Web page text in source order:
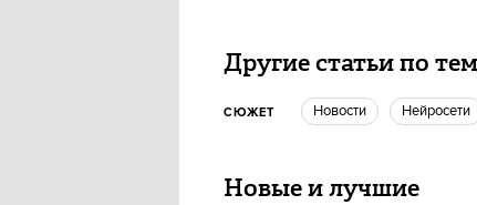
Другие статьи по
СЮЖЕТ новости нейросети
Новые и лучшие